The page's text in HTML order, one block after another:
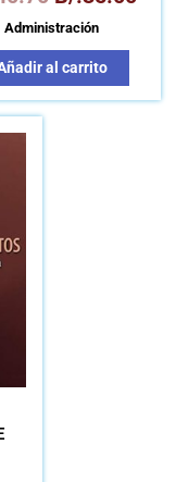
Administración
al carrito